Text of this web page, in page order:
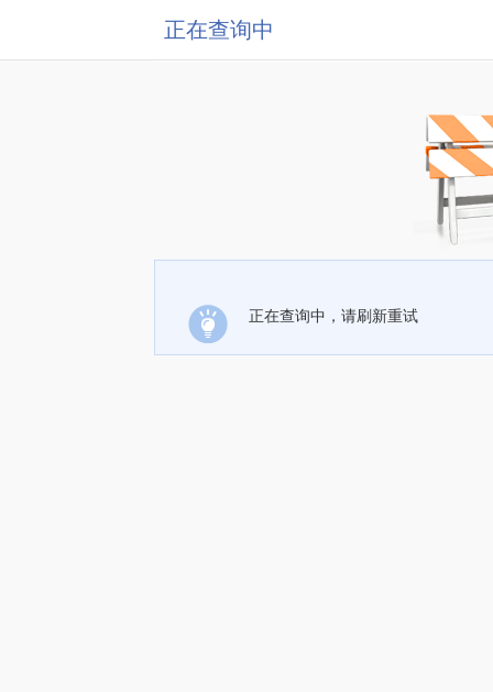
正在查询中
正在查询中，请刷新重试